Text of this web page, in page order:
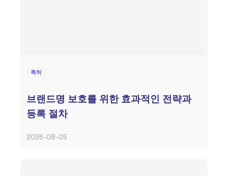
특허
브랜드명 보호를 위한 효과적인 전략과
등록 절차
2026-08-05